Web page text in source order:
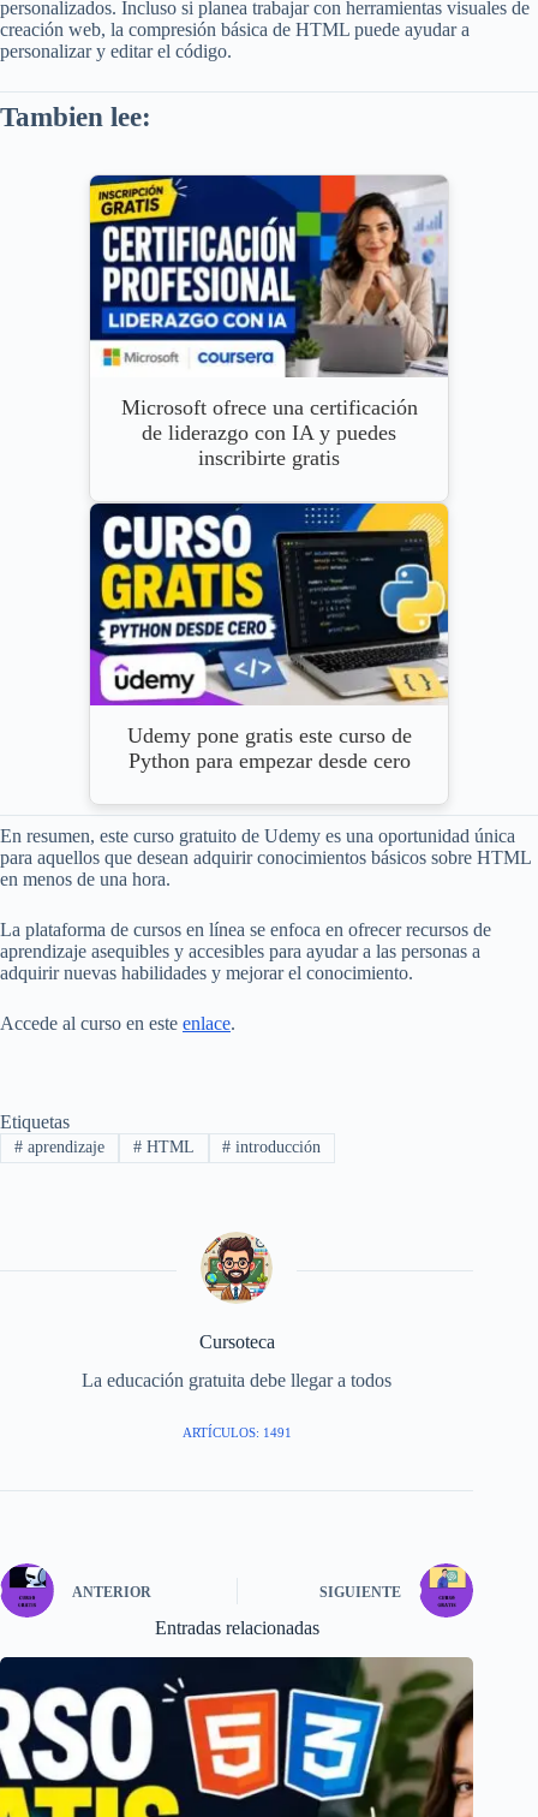
personalizados. Incluso si planea trabajar con herramientas visuales de
creación web, la compresión básica de HTML puede ayudar a
personalizar y editar el código.
Tambien lee:
Microsoft ofrece una certificación
de liderazgo con IA y puedes
inscribirte gratis
Udemy pone gratis este curso de
Python para empezar desde cero
En resumen, este curso gratuito de Udemy es una oportunidad única
para aquellos que desean adquirir conocimientos básicos sobre HTML
en menos de una hora.
La plataforma de cursos en línea se enfoca en ofrecer recursos de
aprendizaje asequibles y accesibles para ayudar a las personas a
adquirir nuevas habilidades y mejorar el conocimiento.
Accede al curso en este enlace.
Etiquetas
#aprendizaje #HTML # introducción
Cursoteca
La educación gratuita debe llegar a todos
ARTÍCULOS: 1491
ANTERIOR SIGUIENTE
Entradas relacionadas